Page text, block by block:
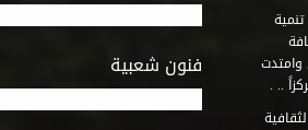
فنون شعبية
عام 1996 ببيت الهراوى وامتدت